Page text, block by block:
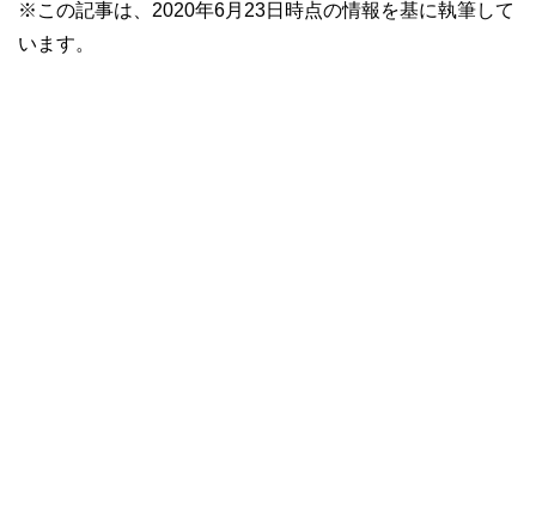
※この記事は、2020年6月23日時点の情報を基に執筆して
います。